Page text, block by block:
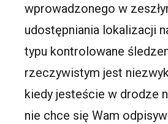
wprowadzonego w
udostępniania lokalizacji
typu kontrolowane
rzeczywistym jest
kiedy jesteście w drodze
nie chce się Wam